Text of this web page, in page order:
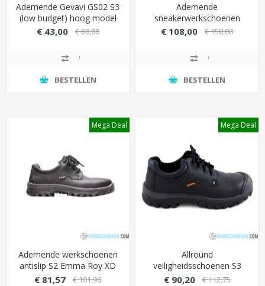
Ademende Gevavi GS02 S3
(low budget) hoog model
met PU overneus - Kleur
€ 43,00 € 60,00
BESTELLEN
Ademende
sneakerwerkschoenen
Elten Emotion S3 hoog
€ 108,00 € 150,00
BESTELLEN
Mega Deal
Ademende werkschoenen
antislip S2 Emma Roy XD
(Grote maat t/m 49)
€ 81,57 € 101,96
Mega Deal
Allround
veiligheidsschoenen S3
Emma Leo laag model met
€ 90,20 € 112,75